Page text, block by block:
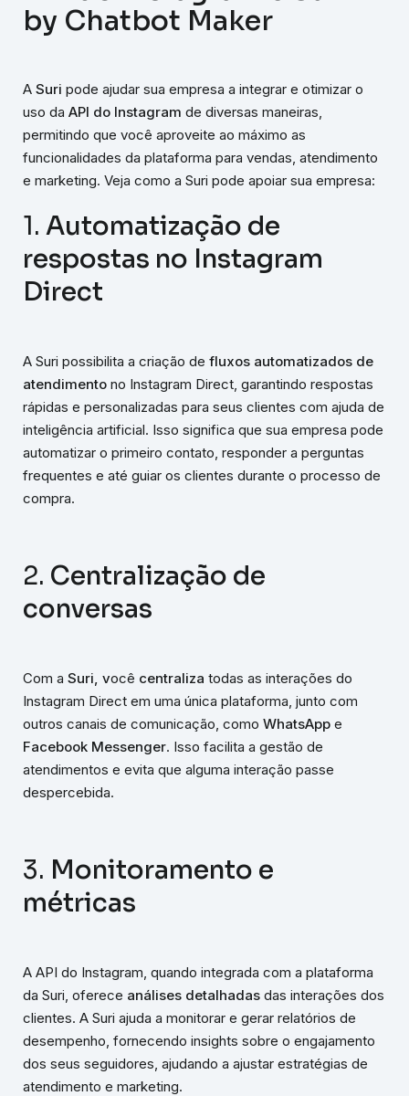
by Chatbot Maker
A Suri pode ajudar sua empresa a integrar e otimizar o
uso da API do Instagram de diversas maneiras,
permitindo que você aproveite ao máximo as
funcionalidades da plataforma para vendas, atendimento
e marketing. Veja como a Suri pode apoiar sua empresa:
1. Automatização de
respostas no Instagram
Direct
A Suri possibilita a criação de fluxos automatizados de
atendimento no Instagram Direct, garantindo respostas
rápidas e personalizadas para seus clientes com ajuda de
inteligência artificial. Isso significa que sua empresa pode
automatizar o primeiro contato, responder a perguntas
frequentes e até guiar os clientes durante o processo de
compra.
2. Centralização de
conversas
Com a Suri, você centraliza todas as interações do
Instagram Direct em uma única plataforma, junto com
outros canais de comunicação, como WhatsApp e
Facebook Messenger. Isso facilita a gestão de
atendimentos e evita que alguma interação passe
despercebida.
3. Monitoramento e
métricas
A API do Instagram, quando integrada com a plataforma
da Suri, oferece análises detalhadas das interações dos
clientes. A Suri ajuda a monitorar e gerar relatórios de
desempenho, fornecendo insights sobre o engajamento
dos seus seguidores, ajudando a ajustar estratégias de
atendimento e marketing.